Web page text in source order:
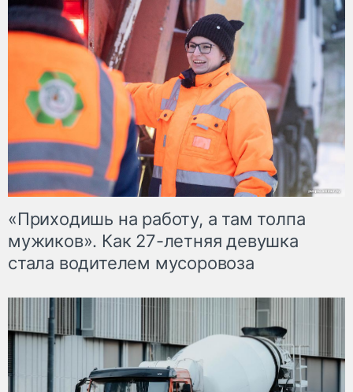
«Приходишь на работу, а там толпа
мужиков». Как 27-летняя девушка
стала водителем мусоровоза